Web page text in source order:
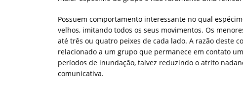
Possuem comportamento interessante no qual
velhos, imitando todos os seus movimentos. Os
até três ou quatro peixes de cada lado. A razão deste
relacionado a um grupo que permanece em contato
períodos de inundação, talvez reduzindo o atrito
comunicativa.